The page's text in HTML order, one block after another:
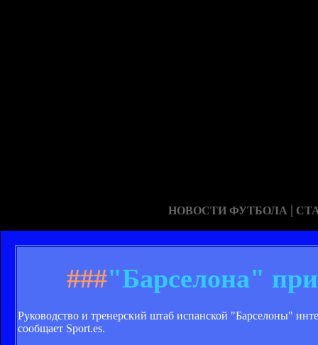
НОВОСТИ ФУТБОЛА |
###"Барселона"
Руководство и тренерский штаб испанской "Барселоны"
сообщает Sport.es.